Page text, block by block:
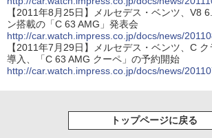
【2011年8月25日】メルセデス・ベンツ、V8
ン搭載の「C 63 AMG」発表会
http://car.watch.impress.co.jp/docs/news/
【2011年7月29日】メルセデス・ベンツ、C
導入、「C 63 AMG クーペ」の予約開始
http://car.watch.impress.co.jp/docs/news/
トップページに戻る